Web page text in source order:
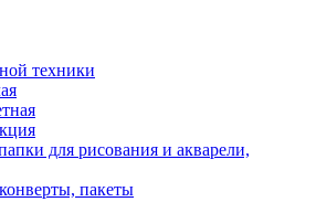
техники
для рисования и акварели,
пакеты